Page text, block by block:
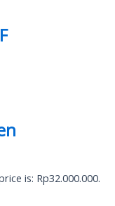
is: Rp32.000.000.